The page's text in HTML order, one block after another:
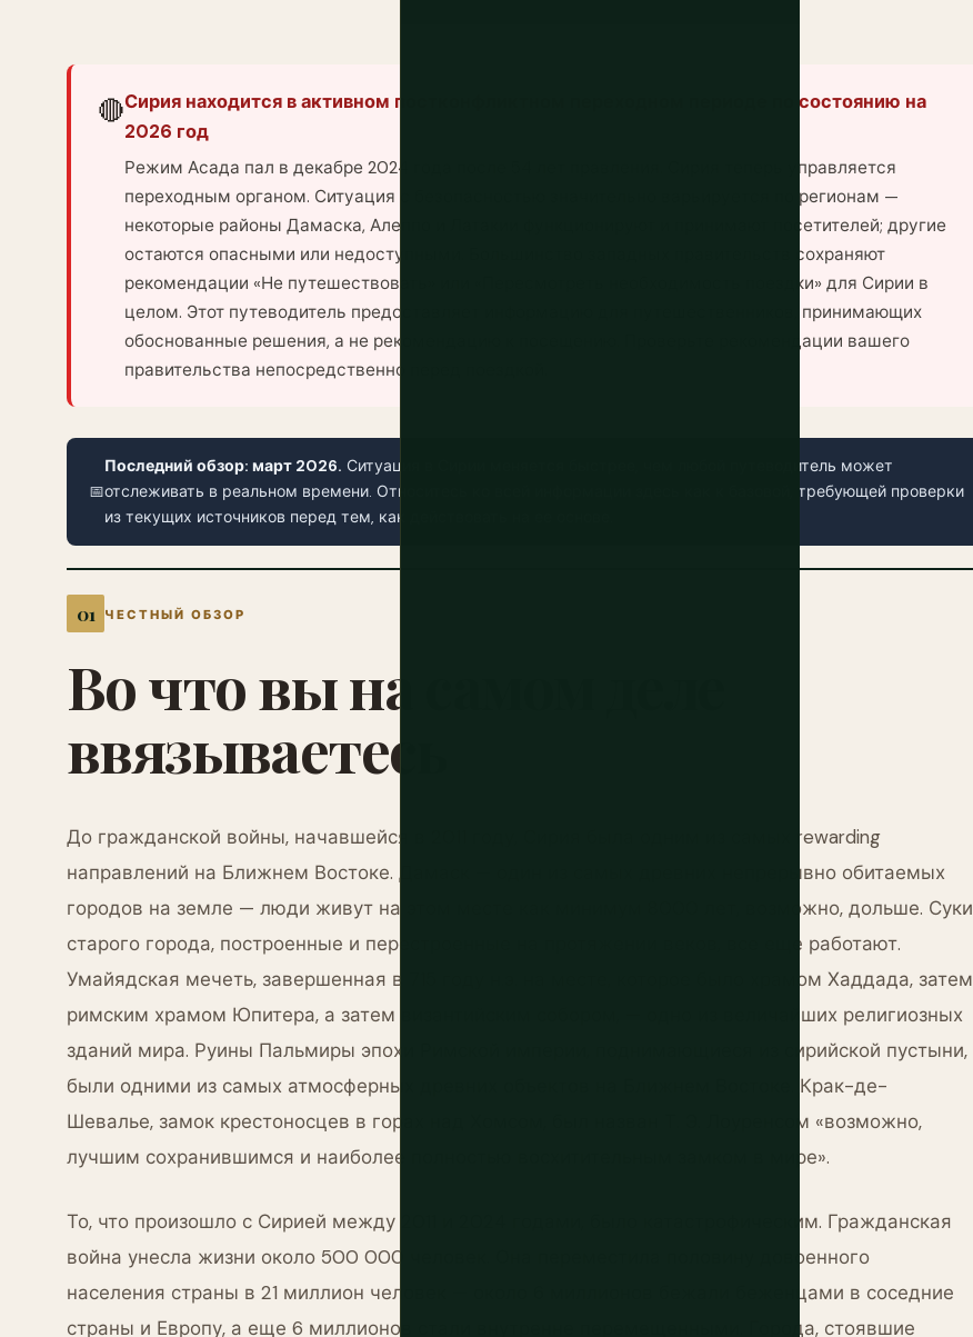
🔴Сирия находится в активном постконфликтном переходном периоде по состоянию на
2026 год
Режим Асада пал в декабре 2024 года после 54 лет правления. Сирия теперь управляется
переходным органом. Ситуация с безопасностью значительно варьируется по регионам —
некоторые районы Дамаска, Алеппо и Латакии функционируют и принимают посетителей; другие
остаются опасными или недоступными. Большинство западных правительств сохраняют
рекомендации «Не путешествовать» или «Пересмотреть необходимость поездки» для Сирии в
целом. Этот путеводитель предоставляет информацию для путешественников, принимающих
обоснованные решения, а не рекомендацию к посещению. Проверьте рекомендации вашего
правительства непосредственно перед поездкой.
📅
Последний обзор: март 2026. Ситуация в Сирии меняется быстрее, чем любой путеводитель может
отслеживать в реальном времени. Относитесь ко всей информации здесь как к базовой, требующей проверки
из текущих источников перед тем, как действовать на ее основе.
ЧЕСТНЫЙ ОБЗОР
Вочтовына
ввязываетесь
До гражданской войны, начавшейся в 2011 году, Сирия была одним из самых rewarding
направлений на Ближнем Востоке. Дамаск — один из самых древних непрерывно обитаемых
городов на земле — люди живут на этом месте как минимум 8000 лет, возможно, дольше. Суки
старого города, построенные и перестроенные на протяжении веков, все еще работают.
Умайядская мечеть, завершенная в 715 году н.э. на месте, которое было храмом Хаддада, затем
римским храмом Юпитера, а затем византийским собором, — одно из величайших религиозных
зданий мира. Руины Пальмиры эпохи Римской империи, поднимающиеся из сирийской пустыни,
были одними из самых атмосферных древних объектов на Ближнем Востоке. Крак-де-
Шевалье, замок крестоносцев в горах над Хомсом, был назван Т. Э. Лоуренсом «возможно,
лучшим сохранившимся и наиболее полностью восхитительным замком в мире».
То, что произошло с Сирией между 2011 и 2024 годами, было катастрофическим. Гражданская
война унесла жизни около 500 000 человек. Она переместила половину довоенного
населения страны в 21 миллион человек — около 6 миллионов бежали беженцами в соседние
страны и Европу, а еще 6 миллионов стали внутренне перемещенными. Города, стоявшие